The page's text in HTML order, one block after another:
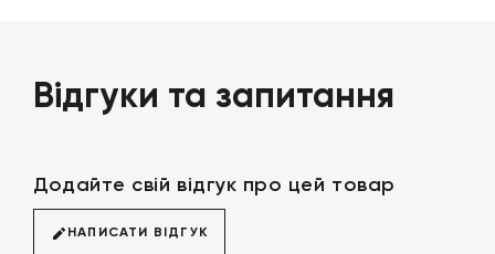
Відгуки та запитання
Додайте свій відгук про цей товар
НАПИСАТИ ВІДГУК